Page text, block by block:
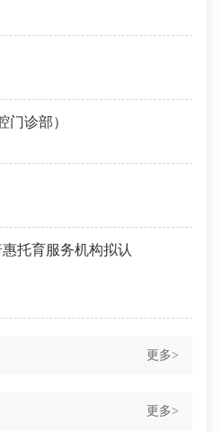
门诊部）
托育服务机构拟认
更多>
更多>